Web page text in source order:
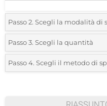
Passo 2. Scegli la modalità di
*Seleziona la posizione di
1 Colore (Davanti)
Passo 3. Scegli la quantità
*Quantità desiderata:
Passo 4. Scegli il metodo di